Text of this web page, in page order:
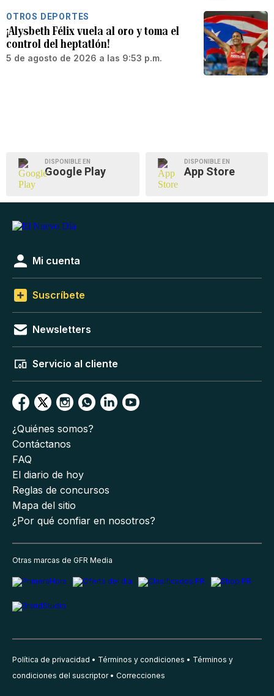
OTROS DEPORTES
¡Alysbeth Félix vuela al oro y toma el
control del heptatlón!
5 de agosto de 2026 a las 9:53 p.m.
DISPONIBLE EN
Google Play
DISPONIBLE EN
App Store
Mi cuenta
Suscríbete
Newsletters
Servicio al cliente
¿Quiénes somos?
Contáctanos
FAQ
El diario de hoy
Reglas de concursos
Mapa del sitio
¿Por qué confiar en nosotros?
Otras marcas de GFR Media
Política de privacidad Términos y condiciones
Términos y
condiciones del suscriptor
Correcciones